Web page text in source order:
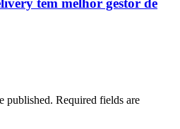
tem melhor gestor de
published. Required fields are